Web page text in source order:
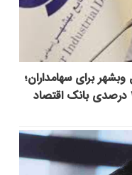
برای سهامداران؛
مجوز تاریخی تملک ۳۳ درصدی بانک اقتصاد